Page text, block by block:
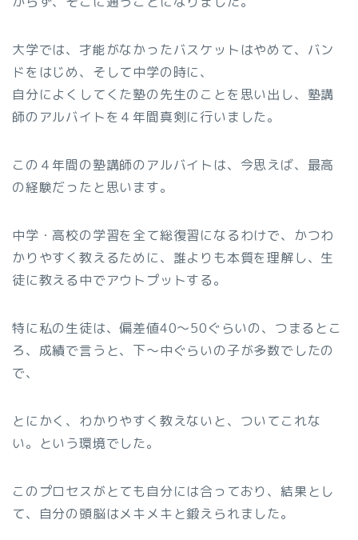
大学では、才能がなかったバスケットはやめて、バン
ドをはじめ、そして中学の時に、
自分によくしてくた塾の先生のことを思い出し、塾講
師のアルバイトを４年間真剣に行いました。
この４年間の塾講師のアルバイトは、今思えば、最高
の経験だったと思います。
中学・高校の学習を全て総復習になるわけで、かつわ
かりやすく教えるために、誰よりも本質を理解し、生
徒に教える中でアウトプットする。
特に私の生徒は、偏差値40〜50ぐらいの、つまるとこ
ろ、成績で言うと、下〜中ぐらいの子が多数でしたの
で、
とにかく、わかりやすく教えないと、ついてこれな
い。という環境でした。
このプロセスがとても自分には合っており、結果とし
て、自分の頭脳はメキメキと鍛えられました。